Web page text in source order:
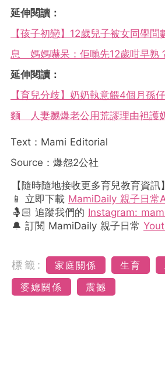
延伸閱讀：
【孩子初戀】12歲兒子被女同學
息 媽媽嚇呆：佢哋先12歲咁早熟
延伸閱讀：
【育兒分歧】奶奶執意餵4個月孫
麵 人妻嬲爆老公用荒謬理由袒護
Text：Mami Editorial
Source：爆怨2公社
【隨時隨地接收更多育兒教育資訊】
📱 立即下載 MamiDaily 親子日常
🤱🏻 追蹤我們的 Instagram:
🔔 訂閱 MamiDaily 親子日常
標籤: 家庭關係 生育
婆媳關係
震撼